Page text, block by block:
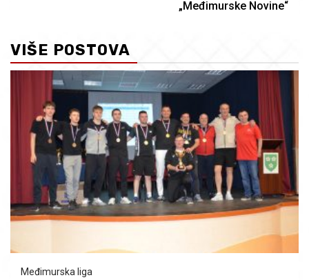
„Međimurske Novine“
VIŠE POSTOVA
Međimurska liga